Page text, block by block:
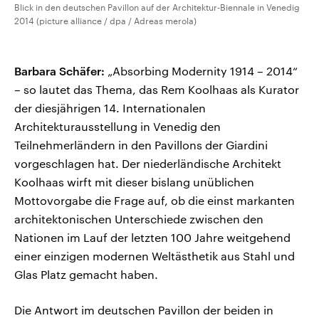
Blick in den deutschen Pavillon auf der Architektur-Biennale in Venedig
2014 (picture alliance / dpa / Adreas merola)
Barbara Schäfer: „Absorbing Modernity 1914 – 2014“
– so lautet das Thema, das Rem Koolhaas als Kurator
der diesjährigen 14. Internationalen
Architekturausstellung in Venedig den
Teilnehmerländern in den Pavillons der Giardini
vorgeschlagen hat. Der niederländische Architekt
Koolhaas wirft mit dieser bislang unüblichen
Mottovorgabe die Frage auf, ob die einst markanten
architektonischen Unterschiede zwischen den
Nationen im Lauf der letzten 100 Jahre weitgehend
einer einzigen modernen Weltästhetik aus Stahl und
Glas Platz gemacht haben.
Die Antwort im deutschen Pavillon der beiden in